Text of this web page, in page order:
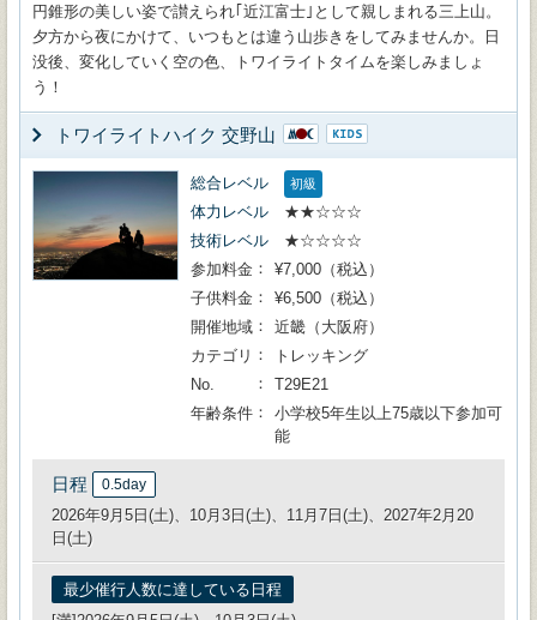
円錐形の美しい姿で讃えられ｢近江富士｣として親しまれる三上山。
夕方から夜にかけて、いつもとは違う山歩きをしてみませんか。日
没後、変化していく空の色、トワイライトタイムを楽しみましょ
う！
トワイライトハイク 交野山
総合レベル 初級
体力レベル
★★☆☆☆
技術レベル
★☆☆☆☆
参加料金
¥7,000（税込）
子供料金
¥6,500（税込）
開催地域
近畿（大阪府）
カテゴリ
トレッキング
No.
T29E21
年齢条件
小学校5年生以上75歳以下参加可
能
日程 0.5day
2026年9月5日(土)、10月3日(土)、11月7日(土)、2027年2月20
日(土)
最少催行人数に達している日程